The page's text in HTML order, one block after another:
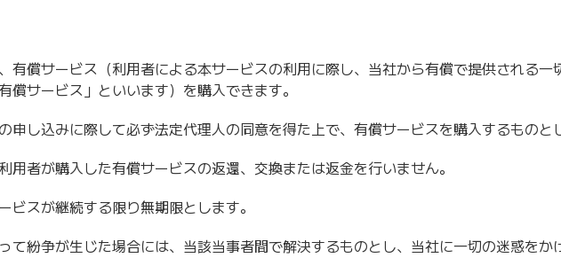
有償サービス（利用者による本サービスの利用に際し、当社から有償で提供される一
償サービス」といいます）を購入できます。
申し込みに際して必ず法定代理人の同意を得た上で、有償サービスを購入するものと
用者が購入した有償サービスの返還、交換または返金を行いません。
スが継続する限り無期限とします。
て紛争が生じた場合には、当該当事者間で解決するものとし、当社に一切の迷惑をか